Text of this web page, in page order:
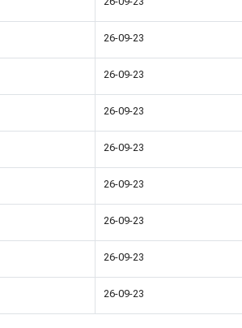
26-09-23
26-09-23
26-09-23
26-09-23
26-09-23
26-09-23
26-09-23
26-09-23